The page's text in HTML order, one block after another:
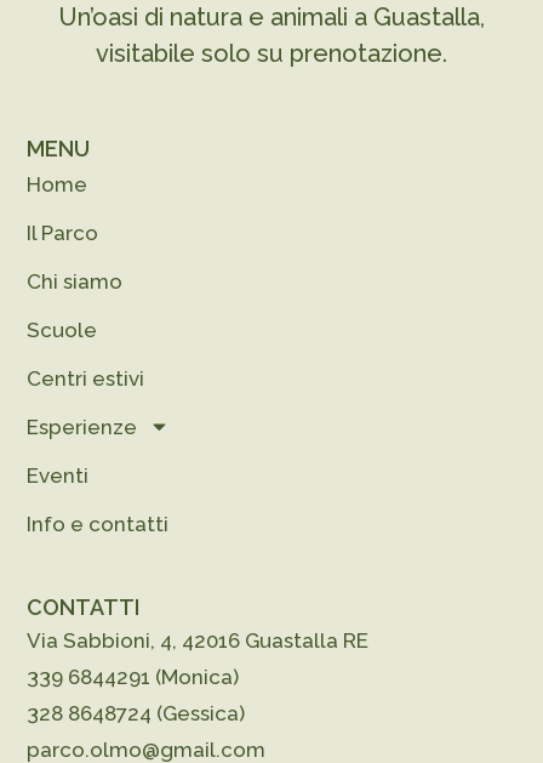
Un’oasi di natura e animali a Guastalla,
visitabile solo su prenotazione.
MENU
Home
Il Parco
Chi siamo
Scuole
Centri estivi
Esperienze
Eventi
Info e contatti
CONTATTI
Via Sabbioni, 4, 42016 Guastalla RE
339 6844291 (Monica)
328 8648724 (Gessica)
parco.olmo@gmail.com